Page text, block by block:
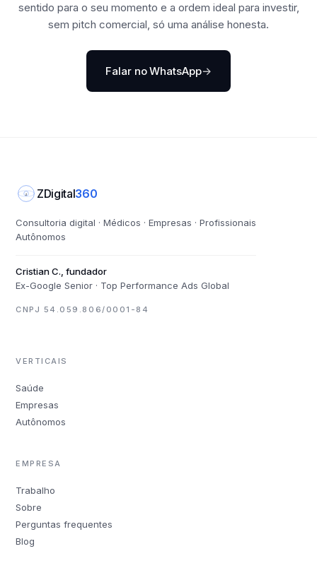
sentido para o seu momento e a ordem ideal para investir,
sem pitch comercial, só uma análise honesta.
Falar no WhatsApp→
Z ZDigital360
Consultoria digital · Médicos · Empresas · Profissionais
Autônomos
Cristian C., fundador
Ex-Google Senior · Top Performance Ads Global
CNPJ 54.059.806/0001-84
VERTICAIS
Saúde
Empresas
Autônomos
EMPRESA
Trabalho
Sobre
Perguntas frequentes
Blog